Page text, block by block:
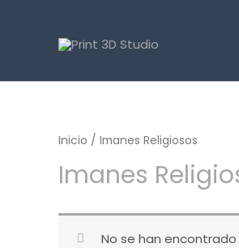
Inicio / Imanes Religiosos
Imanes
No se han